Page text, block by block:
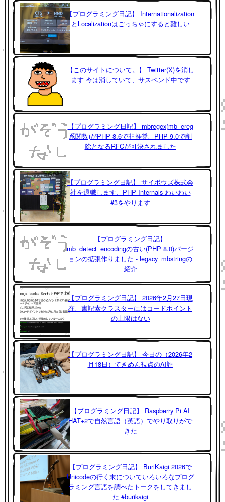
【プログラミング日記】 Internationalization
とLocalizationはごっちゃにすると難しい
【このサイトについて。】 Twitter(X)を消し
ます 今は消していて、サスペンド中です
【プログラミング日記】 mbregex(mb_ereg
系関数)がPHP 8.6で非推奨、PHP 9.0で削
除となるRFCが可決されました
【プログラミング日記】 サイボウズ株式会
社を退職します、PHP Internals わいわい
#3をやります
【プログラミング日記】
mb_detect_encodingの古い(PHP 8.0)バージ
ョンの拡張作りました - legacy_mbstringの
紹介
【プログラミング日記】 2026年2月27日現
在、書記素クラスターにはコードポイント
の上限はない
【プログラミング日記】 今日の（2026年2
月18日）てきめん視点のAI評
【プログラミング日記】 Raspberry Pi AI
HAT+2で自然言語（英語）でやり取りがで
きた
【プログラミング日記】 BuriKaigi 2026で
Unicodeの行く末についていろいろなプログ
ラミング言語を調べたトークをしてきまし
た #burikaigi